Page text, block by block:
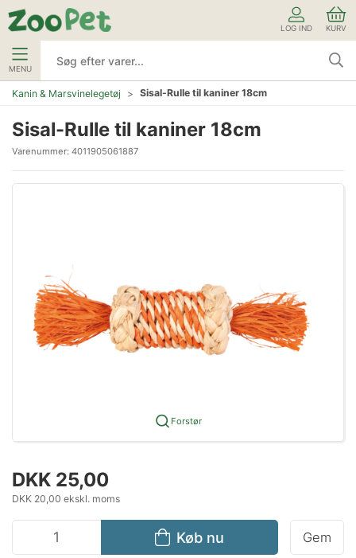
LOG IND KURV
MENU
Kanin & Marsvinelegetøj Sisal-Rulle til kaniner 18cm
Sisal-Rulle til kaniner 18cm
Varenummer: 4011905061887
Forstør
DKK 25,00
DKK 20,00 ekskl. moms
Køb nu Gem